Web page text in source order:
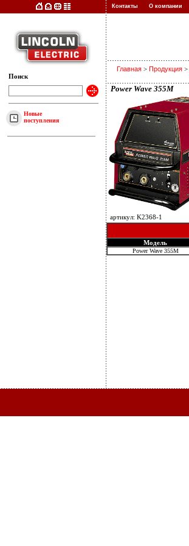
Контакты О компании
Поиск
Новые
поступления
Главная > Продукция >
Power Wave 355M
артикул: K2368-1
Модель
Power Wave 355M